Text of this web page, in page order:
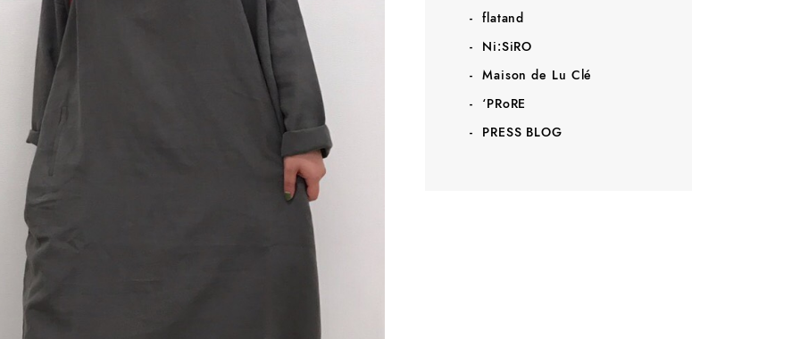
flatand
Ni:SiRO
Maison de Lu Clé
‘PRoRE
PRESS BLOG